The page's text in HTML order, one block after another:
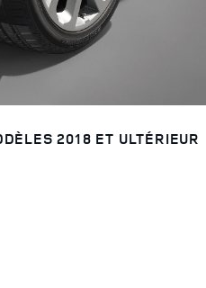
2018 ET ULTÉRIEUR